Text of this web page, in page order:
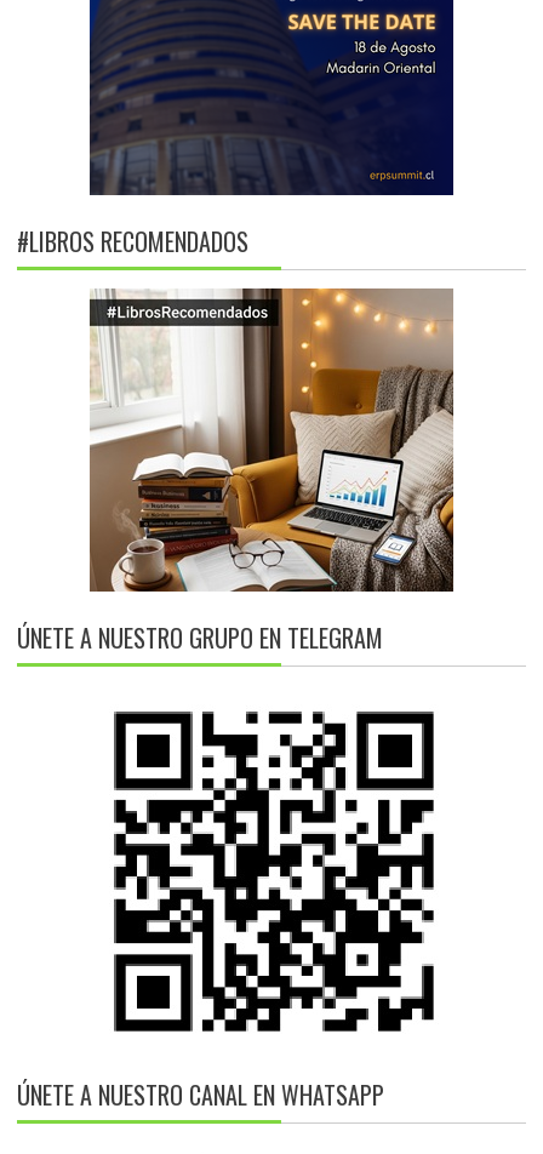
#LIBROS RECOMENDADOS
ÚNETE A NUESTRO GRUPO EN TELEGRAM
ÚNETE A NUESTRO CANAL EN WHATSAPP